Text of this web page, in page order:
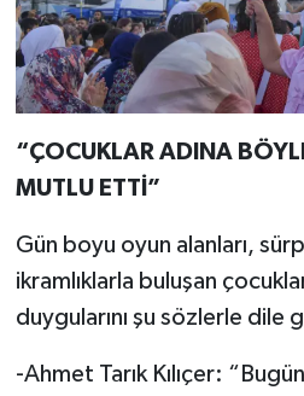
“ÇOCUKLAR ADINA
MUTLU ETTİ”
Gün boyu oyun alanları,
ikramlıklarla buluşan
duygularını şu sözlerle dile
-Ahmet Tarık Kılıçer: